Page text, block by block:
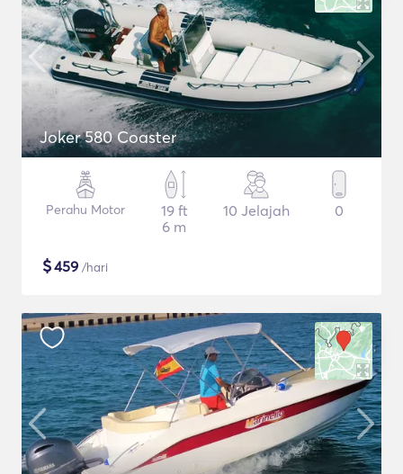
Joker 580 Coaster
Perahu Motor
19 ft
6 m
10 Jelajah 0
$459 /hari